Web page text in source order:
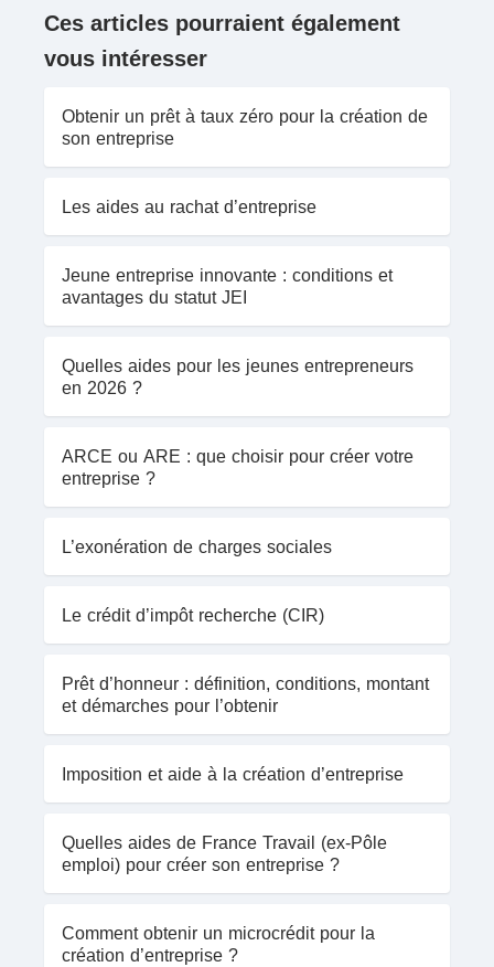
Ces articles pourraient également
vous intéresser
Obtenir un prêt à taux zéro pour la création de
son entreprise
Les aides au rachat d’entreprise
Jeune entreprise innovante : conditions et
avantages du statut JEI
Quelles aides pour les jeunes entrepreneurs
en 2026 ?
ARCE ou ARE : que choisir pour créer votre
entreprise ?
L’exonération de charges sociales
Le crédit d’impôt recherche (CIR)
Prêt d’honneur : définition, conditions, montant
et démarches pour l’obtenir
Imposition et aide à la création d’entreprise
Quelles aides de France Travail (ex-Pôle
emploi) pour créer son entreprise ?
Comment obtenir un microcrédit pour la
création d’entreprise ?